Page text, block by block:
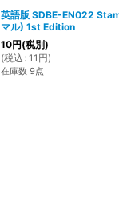
英語版 SDBE-EN022
マル) 1st Edition
10円(税別)
(税込 : 11 円)
在庫数 9点